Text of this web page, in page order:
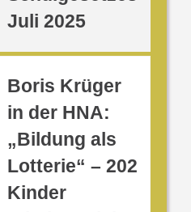
Juli 2025
Boris Krüger
in der HNA:
„Bildung als
Lotterie“ – 202
Kinder